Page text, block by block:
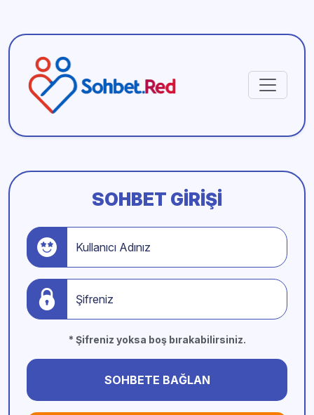
SOHBET GIRIŞI
Kullanıcı Adınız
Şifreniz
* Şifreniz yoksa boş bırakabilirsiniz.
SOHBETE BAĞLAN